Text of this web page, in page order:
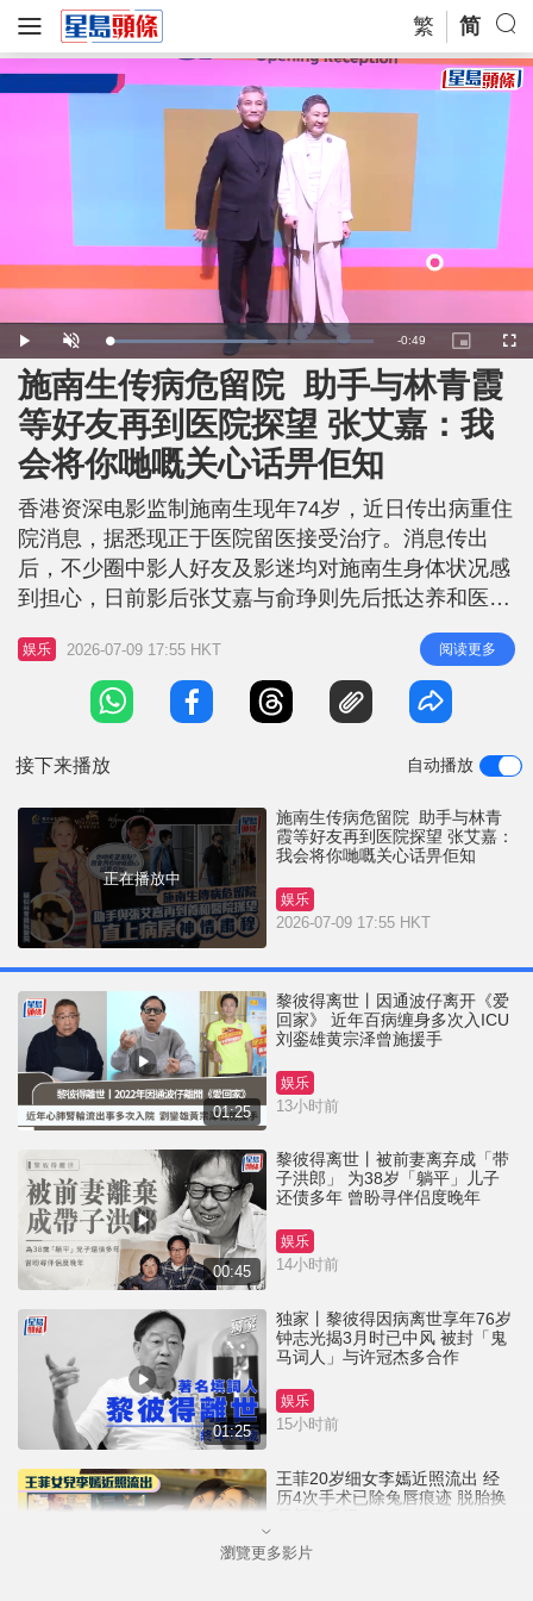
繁 简
P
l
a
y
U
n
m
u
t
e
L
o
a
d
e
d
:
6
0
.
0
8
R
e
m
n
n
-0:49
P
i
c
t
e
-
c
t
r
e
F
u
施南生传病危留院 助手与林青霞
等好友再到医院探望 张艾嘉：我
会将你哋嘅关心话畀佢知
香港资深电影监制施南生现年74岁，近日传出病重住
院消息，据悉现正于医院留医接受治疗。消息传出
后，不少圈中影人好友及影迷均对施南生身体状况感
到担心，日前影后张艾嘉与俞琤则先后抵达养和医院
疑似探病，均未有就施南生健康状况进行回应，直至
离开医院时才神情激动地表示：「你哋希望佢点？
（大家关心她的病情）我会将你哋嘅关心话畀佢
知。」 张艾嘉今午到医院探望 张艾嘉今日（9日）下
娱乐 2026-07-09 17:55 HKT 阅读更多
接下来播放 自动播放
正在播放中
施南生传病危留院 助手与林青
霞等好友再到医院探望 张艾嘉：
我会将你哋嘅关心话畀佢知
娱乐
2026-07-09 17:55 HKT
01:25
黎彼得离世丨因通波仔离开《爱
回家》 近年百病缠身多次入ICU
刘銮雄黄宗泽曾施援手
娱乐
13小时前
00:45
黎彼得离世丨被前妻离弃成「带
子洪郎」 为38岁「躺平」儿子
还债多年 曾盼寻伴侣度晚年
娱乐
14小时前
01:25
独家丨黎彼得因病离世享年76岁
钟志光揭3月时已中风 被封「鬼
马词人」与许冠杰多合作
娱乐
15小时前
王菲20岁细女李嫣近照流出 经
历4次手术已除兔唇痕迹 脱胎换
娱乐
瀏覽更多影片